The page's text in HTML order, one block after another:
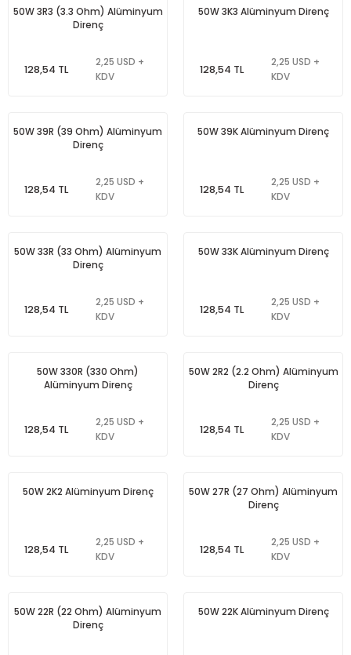
50W 3R3 (3.3 Ohm) Alüminyum
Direnç
128,54 TL
2,25 USD +
KDV
50W 3K3 Alüminyum Direnç
128,54 TL
2,25 USD +
KDV
50W 39R (39 Ohm) Alüminyum
Direnç
128,54 TL
2,25 USD +
KDV
50W 39K Alüminyum Direnç
128,54 TL
2,25 USD +
KDV
50W 33R (33 Ohm) Alüminyum
Direnç
128,54 TL
2,25 USD +
KDV
50W 33K Alüminyum Direnç
128,54 TL
2,25 USD +
KDV
50W 330R (330 Ohm)
Alüminyum Direnç
128,54 TL
2,25 USD +
KDV
50W 2R2 (2.2 Ohm) Alüminyum
Direnç
128,54 TL
2,25 USD +
KDV
50W 2K2 Alüminyum Direnç
128,54 TL
2,25 USD +
KDV
50W 27R (27 Ohm) Alüminyum
Direnç
128,54 TL
2,25 USD +
KDV
50W 22R (22 Ohm) Alüminyum
Direnç
50W 22K Alüminyum Direnç